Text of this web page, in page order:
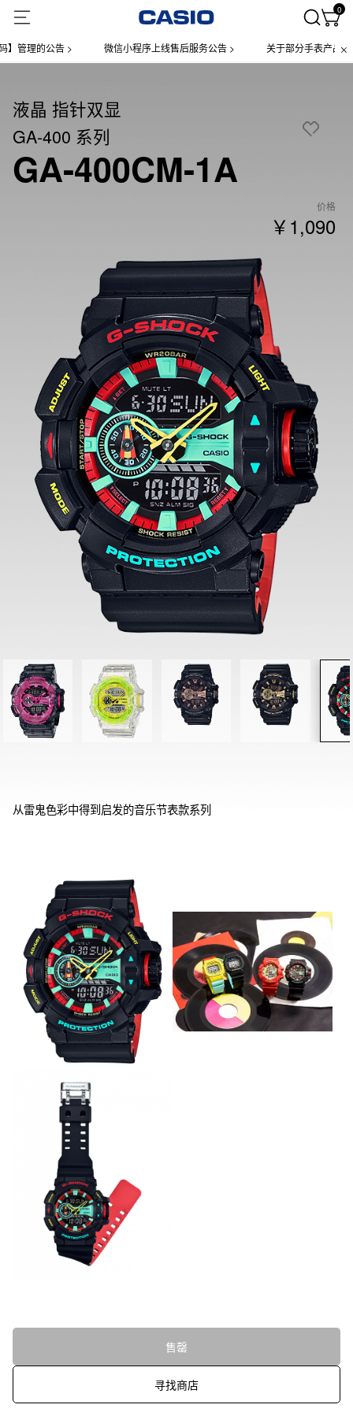
0
理的公告 > 微信小程序上线售后服务公告 > 关于部分手表产品实施
液晶 指针双显
GA-400 系列
GA-400CM-1A
价格
￥1,090
从雷鬼色彩中得到启发的音乐节表款系列
售罄
寻找商店